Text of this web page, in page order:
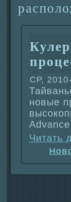
СР,
новые
Читать